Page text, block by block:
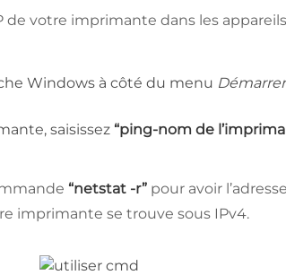
de votre imprimante dans les
Windows à côté du menu Démarrer
saisissez “ping-nom de
“netstat -r” pour avoir
imprimante se trouve sous IPv4.